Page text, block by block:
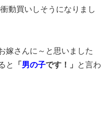
動買いしそうになりまし
嫁さんに～と思いました
と
「 男の子です！」
と言わ